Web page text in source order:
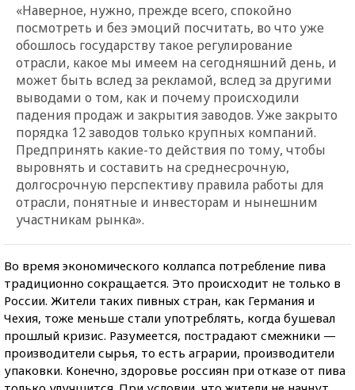
«Наверное, нужно, прежде всего, спокойно
посмотреть и без эмоций посчитать, во что уже
обошлось государству такое регулирование
отрасли, какое мы имеем на сегодняшний день, и
может быть вслед за рекламой, вслед за другими
выводами о том, как и почему происходили
падения продаж и закрытия заводов. Уже закрыто
порядка 12 заводов только крупных компаний.
Предпринять какие-то действия по тому, чтобы
выровнять и составить на среднесрочную,
долгосрочную перспективу правила работы для
отрасли, понятные и инвесторам и нынешним
участникам рынка».
Во время экономического коллапса потребление пива
традиционно сокращается. Это происходит не только в
России. Жители таких пивных стран, как Германия и
Чехия, тоже меньше стали употреблять, когда бушевал
прошлый кризис. Разумеется, пострадают смежники —
производители сырья, то есть аграрии, производители
упаковки. Конечно, здоровье россиян при отказе от пива